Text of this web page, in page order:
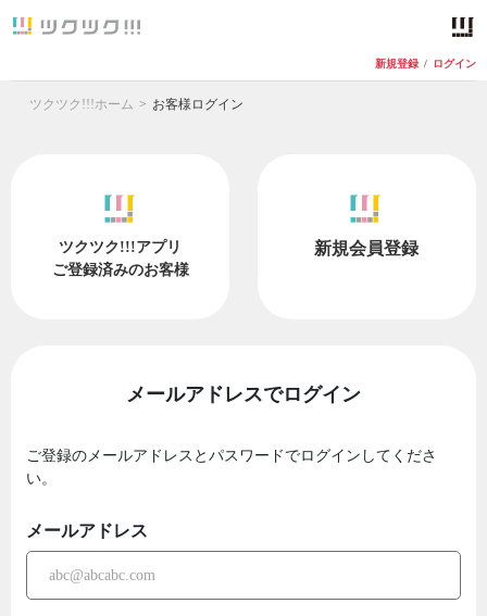
新規登録 / ログイン
ツクツク!!!ホーム お客様ログイン
ツクツク!!!アプリ
ご登録済みのお客様
新規会員登録
メールアドレスでログイン
ご登録のメールアドレスとパスワードでログインしてくださ
い。
メールアドレス